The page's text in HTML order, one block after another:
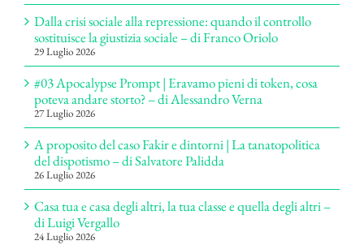
Dalla crisi sociale alla repressione: quando il controllo
sostituisce la giustizia sociale – di Franco Oriolo
29 Luglio 2026
#03 Apocalypse Prompt | Eravamo pieni di token, cosa
poteva andare storto? – di Alessandro Verna
27 Luglio 2026
A proposito del caso Fakir e dintorni | La tanatopolitica
del dispotismo – di Salvatore Palidda
26 Luglio 2026
Casa tua e casa degli altri, la tua classe e quella degli altri –
di Luigi Vergallo
24 Luglio 2026